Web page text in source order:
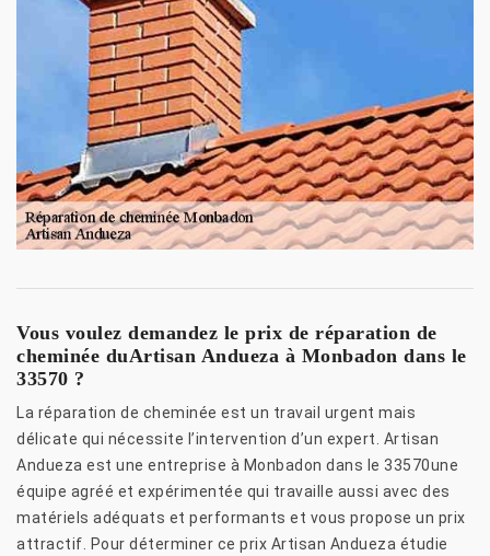
Vous voulez demandez le prix de réparation de
cheminée duArtisan Andueza à Monbadon dans le
33570 ?
La réparation de cheminée est un travail urgent mais
délicate qui nécessite l’intervention d’un expert. Artisan
Andueza est une entreprise à Monbadon dans le 33570une
équipe agréé et expérimentée qui travaille aussi avec des
matériels adéquats et performants et vous propose un prix
attractif. Pour déterminer ce prix Artisan Andueza étudie